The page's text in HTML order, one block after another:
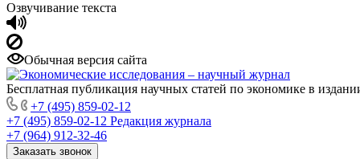
Озвучивание текста
Обычная версия сайта
Бесплатная публикация научных статей по экономике в
+7 (495) 859-02-12
+7 (495) 859-02-12 Редакция журнала
+7 (964) 912-32-46
Заказать звонок